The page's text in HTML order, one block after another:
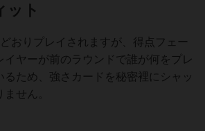
ット
おりプレイされますが、得点フェー
イヤーが前のラウンドで誰が何をプレ
るため、強さカードを秘密裡にシャッ
せん。